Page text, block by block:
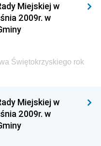
Kultury, Dziedzictwa
Funduszy i
Pracy i
Dziedzictwa
i Polityki
Miejskiej w
2009r. w
Świętokrzyskiego rok
Miejskiej w
2009r. w